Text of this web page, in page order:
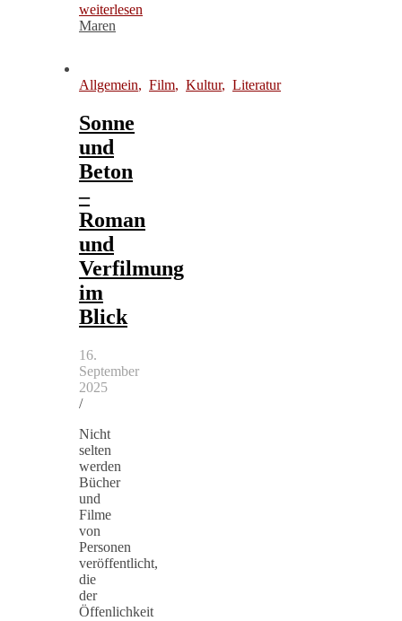
weiterlesen
Maren
Allgemein, Film, Kultur, Literatur
Sonne
und
Beton
–
Roman
und
Verfilmung
im
Blick
16.
September
2025
/
Nicht
selten
werden
Bücher
und
Filme
von
Personen
veröffentlicht,
die
der
Öffenlichkeit